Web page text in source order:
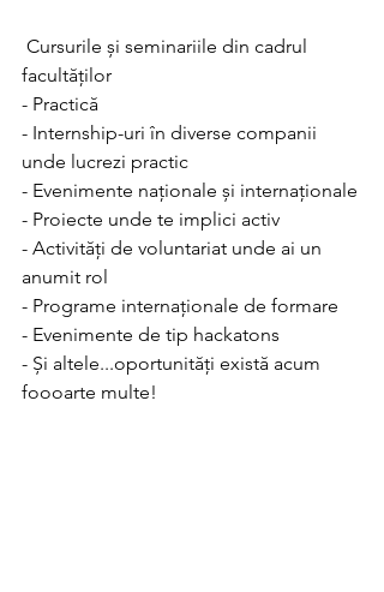
facultăților
- Practică
- Internship-uri în diverse companii
unde lucrezi practic
- Evenimente naționale și internaționale
- Proiecte unde te implici activ
- Activități de voluntariat unde ai un
anumit rol
- Programe internaționale de formare
- Evenimente de tip hackatons
- Și altele...oportunități există acum
foooarte multe!